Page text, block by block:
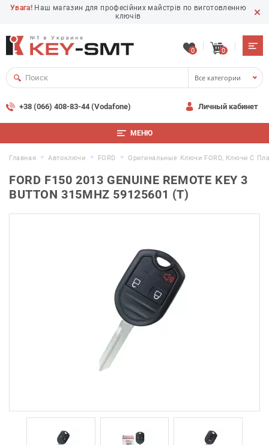
Увага! Наш магазин для професійних майстрів по виготовленню
ключів
0 0
Все категории
+38 (066) 408-83-44 (Vodafone) Личный кабинет
МЕНЮ
Главная Автоключи FORD Оригинальные Ключи FORD, Ключи С
FORD F150 2013 GENUINE REMOTE KEY 3
BUTTON 315MHZ 59125601 (T)